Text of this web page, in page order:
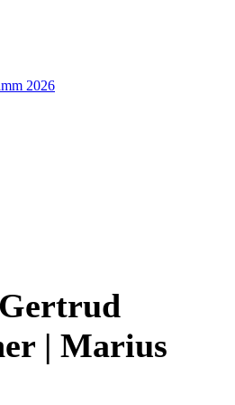
2026
| Marius